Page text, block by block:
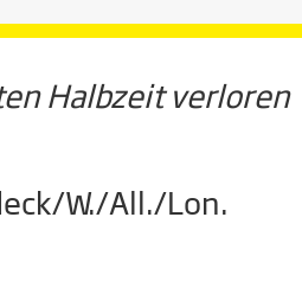
Halbzeit verloren
W./All./Lon.